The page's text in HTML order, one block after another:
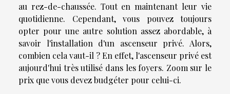
au rez-de-chaussée. Tout en maintenant leur vie
quotidienne. Cependant, vous pouvez toujours
opter pour une autre solution assez abordable, à
savoir l'installation d'un ascenseur privé. Alors,
combien cela vaut-il ? En effet, l'ascenseur privé est
aujourd'hui très utilisé dans les foyers. Zoom sur le
prix que vous devez budgéter pour celui-ci.